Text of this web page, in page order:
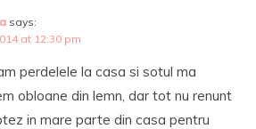
says:
at 12:30 pm
perdelele la casa si sotul ma
obloane din lemn, dar tot nu renunt
in mare parte din casa pentru